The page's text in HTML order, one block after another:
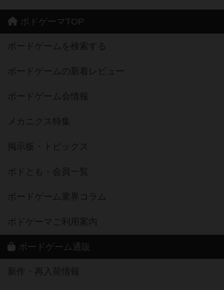
ボドゲーマTOP
ボードゲームを検索する
ボードゲームの新着レビュー
ボードゲーム会情報
メカニクス特集
掲示板・トピックス
ボドとも・会員一覧
ボードゲーム業界コラム
ボドゲーマご利用案内
ボードゲーム通販
新作・再入荷情報